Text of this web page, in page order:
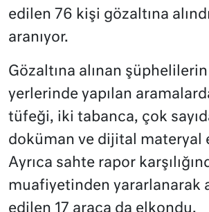
edilen 76 kişi gözaltına
aranıyor.
Gözaltına alınan
yerlerinde yapılan
tüfeği, iki tabanca, çok
doküman ve dijital materyal
Ayrıca sahte rapor
muafiyetinden yararlanarak
edilen 17 araca da elkondu.